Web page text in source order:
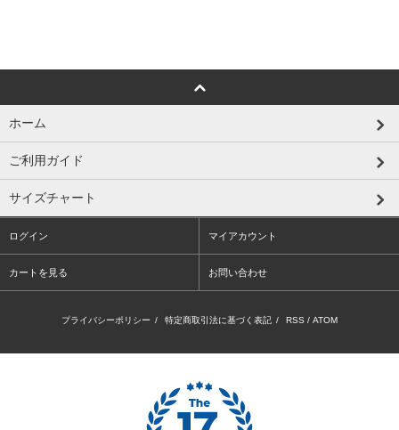
ホーム
ご利用ガイド
サイズチャート
ログイン マイアカウント
カートを見る お問い合わせ
プライバシーポリシー / 特定商取引法に基づく表記 / RSS / ATOM